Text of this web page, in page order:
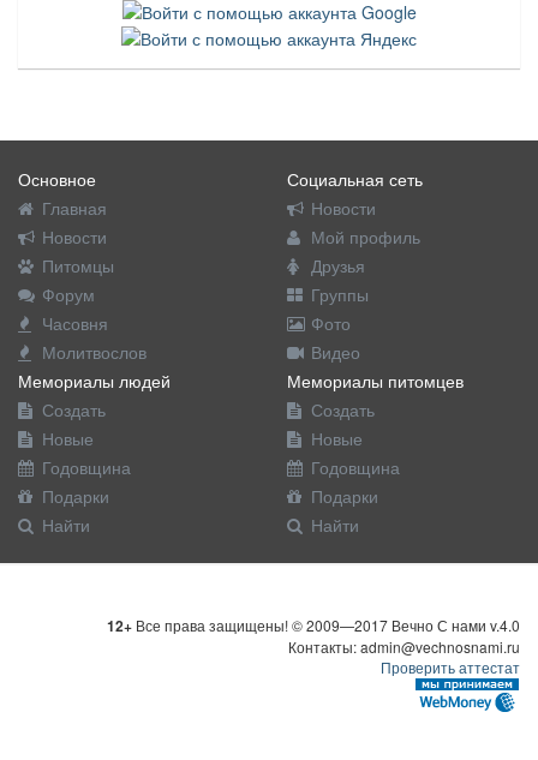
Основное
Главная
Новости
Питомцы
Форум
Часовня
Молитвослов
Социальная сеть
Новости
Мой профиль
Друзья
Группы
Фото
Видео
Мемориалы людей
Создать
Новые
Годовщина
Подарки
Найти
Мемориалы питомцев
Создать
Новые
Годовщина
Подарки
Найти
12+ Все права защищены! © 2009—2017 Вечно С нами v.4.0
Контакты: admin@vechnosnami.ru
Проверить аттестат